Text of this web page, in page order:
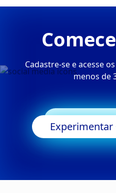
Cadastre-se e acesse
menos de
Começar